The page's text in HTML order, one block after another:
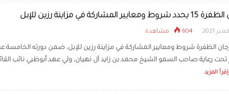
المشاركة في مزاينة رزين للإبل
604 مشاهدة
الظفرة شروط ومعايير المشاركة في مزاينة رزين للإبل، ضمن دورته الخامسة
تحت رعاية صاحب السمو الشيخ محمد بن زايد آل نهيان، ولي عهد أبوظبي نائب
إقرأ المزيد